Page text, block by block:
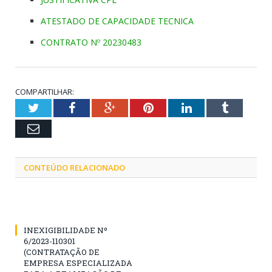
ATESTADO DE CAPACIDADE TECNICA
CONTRATO Nº 20230483
COMPARTILHAR:
TwitterFacebookGoogle+PinterestLinkedInTumblr
Email
CONTEÚDO RELACIONADO
INEXIGIBILIDADE Nº
6/2023-110301
(CONTRATAÇÃO DE
EMPRESA ESPECIALIZADA